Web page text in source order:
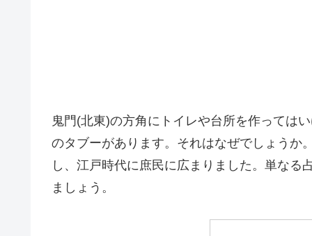
鬼門(北東)の方角にトイレや台所を作っては
のタブーがあります。それはなぜでしょうか
し、江戸時代に庶民に広まりました。単な
ましょう。